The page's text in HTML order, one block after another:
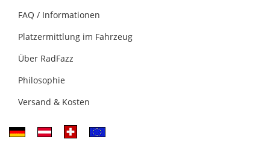
FAQ / Informationen
Platzermittlung im Fahrzeug
Über RadFazz
Philosophie
Versand & Kosten